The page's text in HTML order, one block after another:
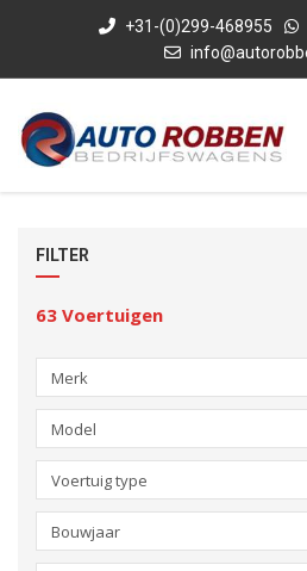
+31-(0)299-468955
FILTER
63 Voertuigen
Merk
Model
Voertuig type
Bouwjaar